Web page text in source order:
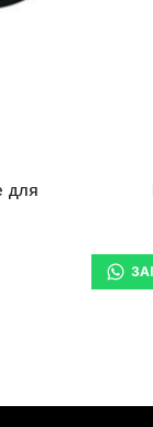
для